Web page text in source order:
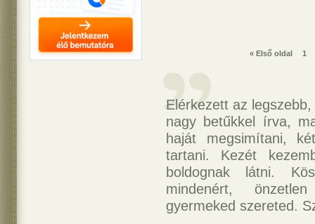
« Első oldal 1
Elérkezett az
nagy betűkkel írva,
haját megsimítani,
tartani. Kezét
boldognak látni.
mindenért,
gyermeked szereted.